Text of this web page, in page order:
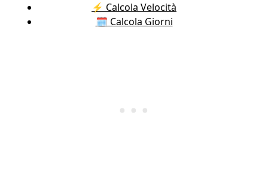
⚡️ Calcola Velocità
🗓️ Calcola Giorni